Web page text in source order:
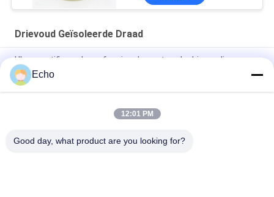
Drievoud Geïsoleerde Draad
UL-gecertificeerde professionele gestrande drievoudig
geïsoleerde draadkoperwikkeldraad TIW voor transformatoren
Drievoudig geïsoleerde draad 0,15 mm geïsoleerde TIW-draad
TIW-B/F drievoudige geïsoleerde draad 0,15 mm geïsoleerde
Echo
12:01 PM
Good day, what product are you looking for?